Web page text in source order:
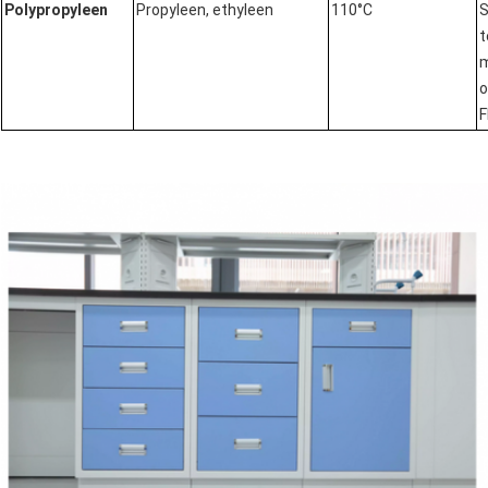
Polypropyleen Propyleen, ethyleen 110°C